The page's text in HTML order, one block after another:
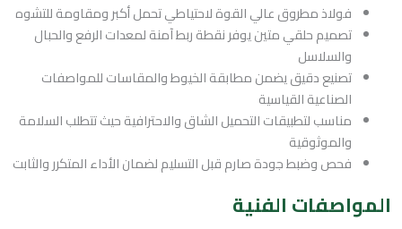
فولاذ مطروق عالي القوة لاحتياطي تحمل أكبر ومقاومة للتشوه
تصميم حلقي متين يوفر نقطة ربط آمنة لمعدات الرفع والحبال
والسلاسل
تصنيع دقيق يضمن مطابقة الخيوط والمقاسات للمواصفات
الصناعية القياسية
مناسب لتطبيقات التحميل الشاق والاحترافية حيث تتطلب السلامة
والموثوقية
فحص وضبط جودة صارم قبل التسليم لضمان الأداء المتكرر والثابت
المواصفات الفنية